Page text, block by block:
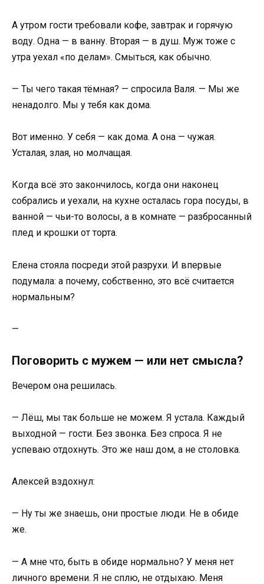
А утром гости требовали кофе, завтрак и горячую
воду. Одна — в ванну. Вторая — в душ. Муж тоже с
утра уехал «по делам». Смыться, как обычно.
— Ты чего такая тёмная? — спросила Валя. — Мы же
ненадолго. Мы у тебя как дома.
Вот именно. У себя — как дома. А она — чужая.
Усталая, злая, но молчащая.
Когда всё это закончилось, когда они наконец
собрались и уехали, на кухне осталась гора посуды, в
ванной — чьи-то волосы, а в комнате — разбросанный
плед и крошки от торта.
Елена стояла посреди этой разрухи. И впервые
подумала: а почему, собственно, это всё считается
нормальным?
—
Поговорить с мужем — или нет смысла?
Вечером она решилась.
— Лёш, мы так больше не можем. Я устала. Каждый
выходной — гости. Без звонка. Без спроса. Я не
успеваю отдохнуть. Это же наш дом, а не столовка.
Алексей вздохнул:
— Ну ты же знаешь, они простые люди. Не в обиде
же.
— А мне что, быть в обиде нормально? У меня нет
личного времени. Я не сплю, не отдыхаю. Меня